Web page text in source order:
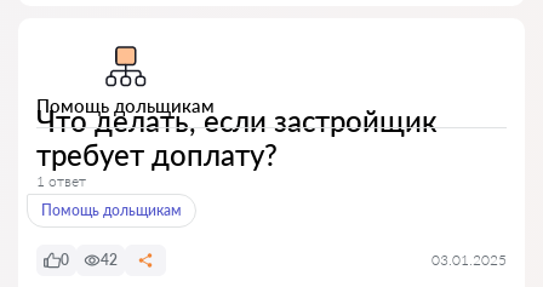
Помощь дольщикам
Что делать, если застройщик
требует доплату?
1 ответ
Помощь дольщикам
0 42 03.01.2025